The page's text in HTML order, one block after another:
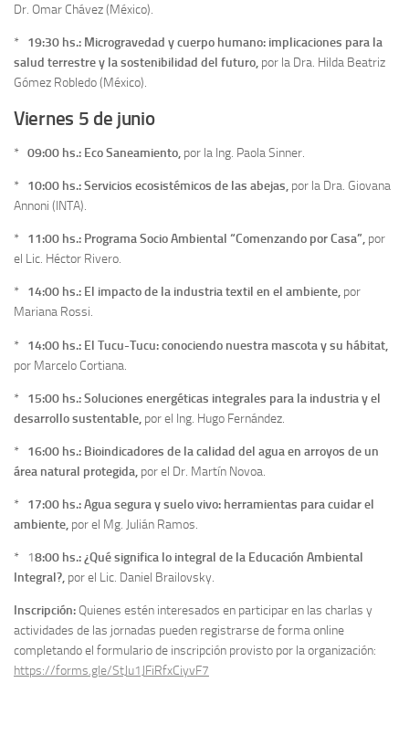
Dr. Omar Chávez (México).
* 19:30 hs.: Microgravedad y cuerpo humano: implicaciones para la
salud terrestre y la sostenibilidad del futuro, por la Dra. Hilda Beatriz
Gómez Robledo (México).
Viernes 5 de junio
* 09:00 hs.: Eco Saneamiento, por la Ing. Paola Sinner.
* 10:00 hs.: Servicios ecosistémicos de las abejas, por la Dra. Giovana
Annoni (INTA).
* 11:00 hs.: Programa Socio Ambiental “Comenzando por Casa”, por
el Lic. Héctor Rivero.
* 14:00 hs.: El impacto de la industria textil en el ambiente, por
Mariana Rossi.
* 14:00 hs.: El Tucu-Tucu: conociendo nuestra mascota y su hábitat,
por Marcelo Cortiana.
* 15:00 hs.: Soluciones energéticas integrales para la industria y el
desarrollo sustentable, por el Ing. Hugo Fernández.
* 16:00 hs.: Bioindicadores de la calidad del agua en arroyos de un
área natural protegida, por el Dr. Martín Novoa.
* 17:00 hs.: Agua segura y suelo vivo: herramientas para cuidar el
ambiente, por el Mg. Julián Ramos.
* 18:00 hs.: ¿Qué significa lo integral de la Educación Ambiental
Integral?, por el Lic. Daniel Brailovsky.
Inscripción: Quienes estén interesados en participar en las charlas y
actividades de las jornadas pueden registrarse de forma online
completando el formulario de inscripción provisto por la organización:
https://forms.gle/StJu1JFiRfxCiyvF7